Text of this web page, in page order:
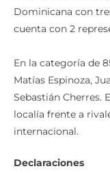
cuenta con 2
Matías Espinoza,
Sebastián Cherres.
localía frente a
internacional.